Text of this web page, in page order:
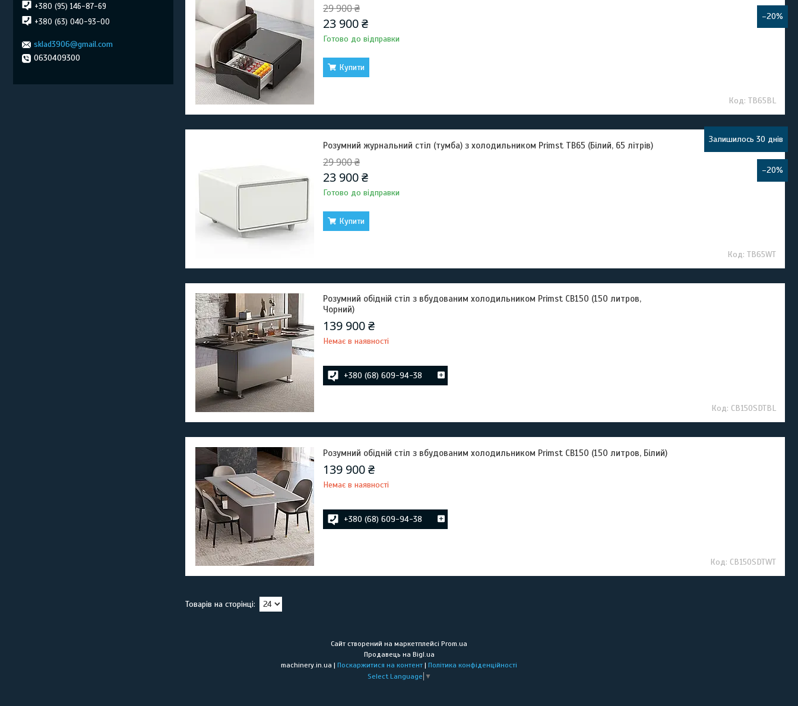
–20%
29 900 ₴
23 900 ₴
Готово до відправки
Купити
TB65BL
–20%
Залишилось 30 днів
Розумний журнальний стіл (тумба) з холодильником Primst TB65 (Білий, 65 літрів)
29 900 ₴
23 900 ₴
Готово до відправки
Купити
TB65WT
Розумний обідній стіл з вбудованим холодильником Primst CB150 (150 литров,
Чорний)
139 900 ₴
Немає в наявності
+380 (68) 609-94-38
CB150SDTBL
Розумний обідній стіл з вбудованим холодильником Primst CB150 (150 литров, Білий)
139 900 ₴
Немає в наявності
+380 (68) 609-94-38
CB150SDTWT
+380 (95) 146-87-69
+380 (63) 040-93-00
sklad3906@gmail.com
0630409300
Сайт створений на маркетплейсі Prom.ua
Продавець на Bigl.ua
machinery.in.ua | Поскаржитися на контент | Політика конфіденційності
Select Language ▼